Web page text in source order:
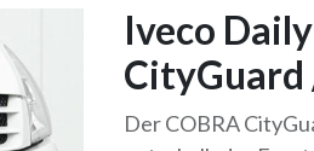
Iveco
Der COBRA